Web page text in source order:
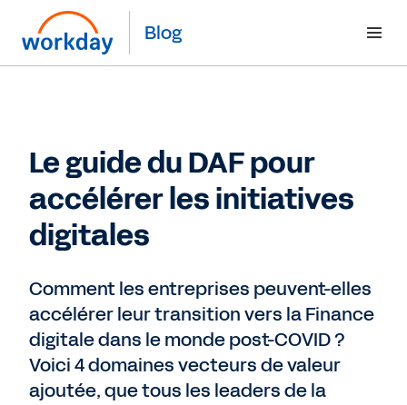
Blog
Le guide du DAF pour
accélérer les initiatives
digitales
Comment les entreprises peuvent-elles
accélérer leur transition vers la Finance
digitale dans le monde post-COVID ?
Voici 4 domaines vecteurs de valeur
ajoutée, que tous les leaders de la